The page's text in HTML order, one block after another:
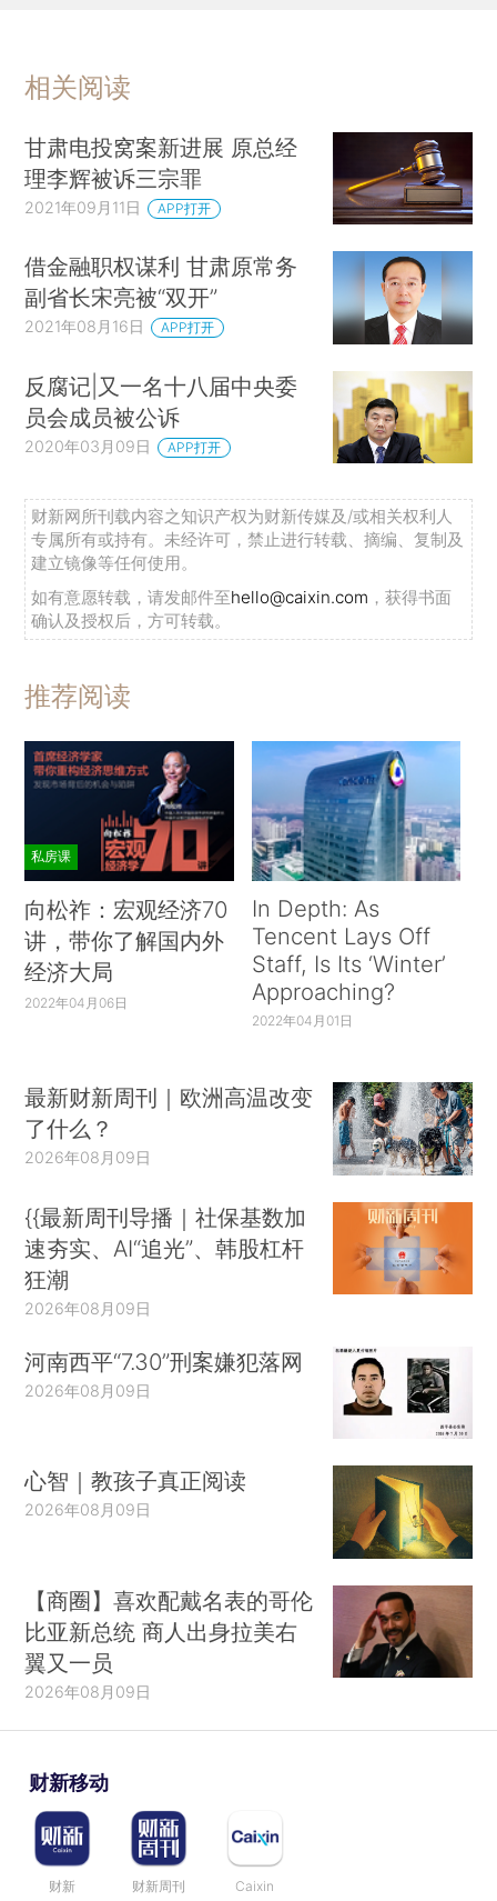
相关阅读
甘肃电投窝案新进展 原总经
理李辉被诉三宗罪
2021年09月11日 APP打开
借金融职权谋利 甘肃原常务
副省长宋亮被“双开”
2021年08月16日 APP打开
反腐记|又一名十八届中央委
员会成员被公诉
2020年03月09日 APP打开
财新网所刊载内容之知识产权为财新传媒及/或相关权利人
专属所有或持有。未经许可，禁止进行转载、摘编、复制及
建立镜像等任何使用。
如有意愿转载，请发邮件至hello@caixin.com ，获得书面
确认及授权后，方可转载。
推荐阅读
私房课
向松祚：宏观经济70
讲，带你了解国内外
经济大局
2022年04月06日
In Depth: As
Tencent Lays Off
Staff, Is Its ‘Winter’
Approaching?
2022年04月01日
最新财新周刊｜欧洲高温改变
了什么？
2026年08月09日
{{最新周刊导播｜社保基数加
速夯实、AI“追光”、韩股杠杆
狂潮
2026年08月09日
河南西平“7.30”刑案嫌犯落网
2026年08月09日
心智｜教孩子真正阅读
2026年08月09日
【商圈】喜欢配戴名表的哥伦
比亚新总统 商人出身拉美右
翼又一员
2026年08月09日
财新移动
财新 财新周刊 Caixin